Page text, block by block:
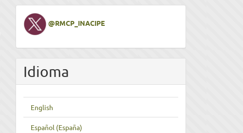
Twitter@RMCP_INACIPE
Idioma
English
Español (España)